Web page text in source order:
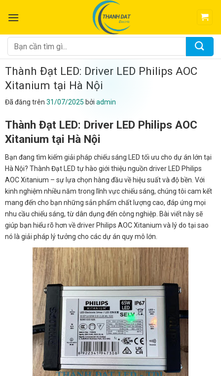
đến
dung
Tìm
kiếm:
Thành Đạt LED: Driver LED Philips AOC
Xitanium tại Hà Nội
Đã đăng trên 31/07/2025 bởi admin
Thành Đạt LED: Driver LED Philips AOC
Xitanium tại Hà Nội
Bạn đang tìm kiếm giải pháp chiếu sáng LED tối ưu cho dự án lớn tại
Hà Nội? Thành Đạt LED tự hào giới thiệu nguồn driver LED Philips
AOC Xitanium – sự lựa chọn hàng đầu về hiệu suất và độ bền. Với
kinh nghiệm nhiều năm trong lĩnh vực chiếu sáng, chúng tôi cam kết
mang đến cho bạn những sản phẩm chất lượng cao, đáp ứng mọi
nhu cầu chiếu sáng, từ dân dụng đến công nghiệp. Bài viết này sẽ
giúp bạn hiểu rõ hơn về driver Philips AOC Xitanium và lý do tại sao
nó là giải pháp lý tưởng cho các dự án quy mô lớn.